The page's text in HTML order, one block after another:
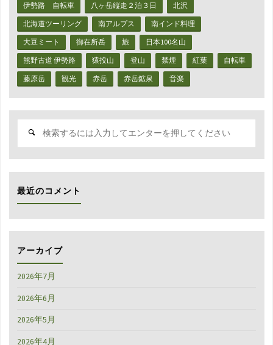
ッ
プ
路
地
グ
フ
ィ
伊勢路 自転車
八ヶ岳縦走２泊３日
北沢
北海道ツーリング
南アルプス
南インド料理
大豆ミート
御在所岳 旅
日本100名山
熊野古道 伊勢路
猿投山 登山 禁煙 紅葉
自転車
藤原岳
観光 赤岳 赤岳鉱泉 音楽
最近のコメント
アーカイブ
2026年7月
2026年6月
2026年5月
2026年4月